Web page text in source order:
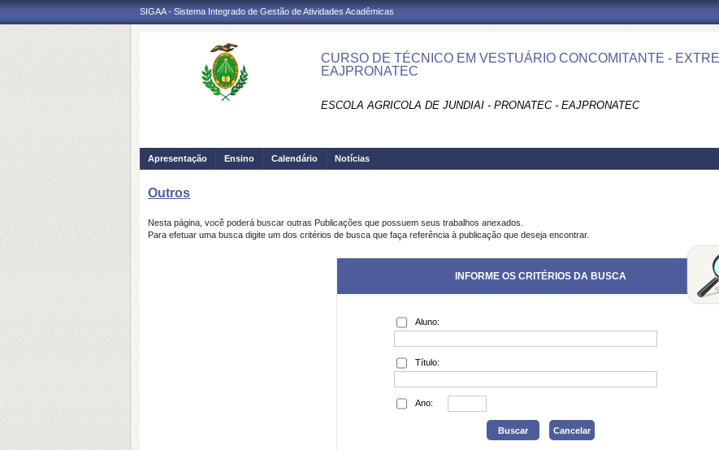
SIGAA - Sistema Integrado de Gestão de Atividades Acadêmicas
CURSO DE TÉCNICO EM VESTUÁRIO CONCOMITANTE -
EAJPRONATEC
ESCOLA AGRICOLA DE JUNDIAI - PRONATEC - EAJPRONATEC
Apresentação Ensino Calendário Notícias
Outros
Nesta página, você poderá buscar outras Publicações que possuem seus trabalhos anexados.
Para efetuar uma busca digite um dos critérios de busca que faça referência à publicação que deseja encontrar.
INFORME OS CRITÉRIOS DA BUSCA
Aluno:
Título:
Ano: